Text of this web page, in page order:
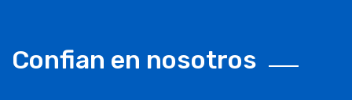
Confian en nosotros